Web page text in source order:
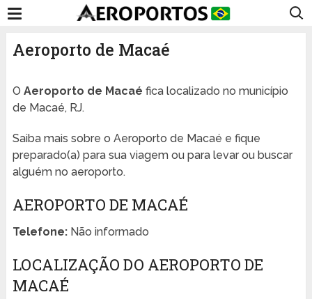
Aeroporto de Macaé
O Aeroporto de Macaé fica localizado no município
de Macaé, RJ.
Saiba mais sobre o Aeroporto de Macaé e fique
preparado(a) para sua viagem ou para levar ou buscar
alguém no aeroporto.
AEROPORTO DE MACAÉ
Telefone:Não informado
LOCALIZAÇÃO DO AEROPORTO DE
MACAÉ